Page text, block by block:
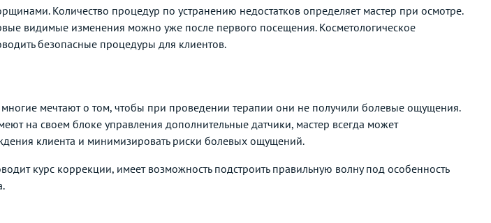
Количество процедур по устранению недостатков определяет мастер при осмотре.
видимые изменения можно уже после первого посещения. Косметологическое
безопасные процедуры для клиентов.
мечтают о том, чтобы при проведении терапии они не получили болевые ощущения.
на своем блоке управления дополнительные датчики, мастер всегда может
клиента и минимизировать риски болевых ощущений.
курс коррекции, имеет возможность подстроить правильную волну под особенность